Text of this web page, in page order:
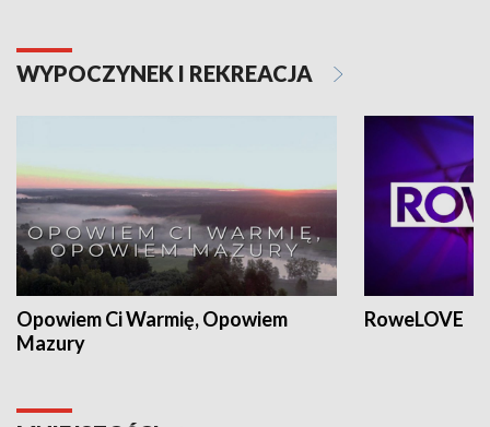
WYPOCZYNEK I REKREACJA
Opowiem Ci Warmię, Opowiem
Mazury
RoweLOVE